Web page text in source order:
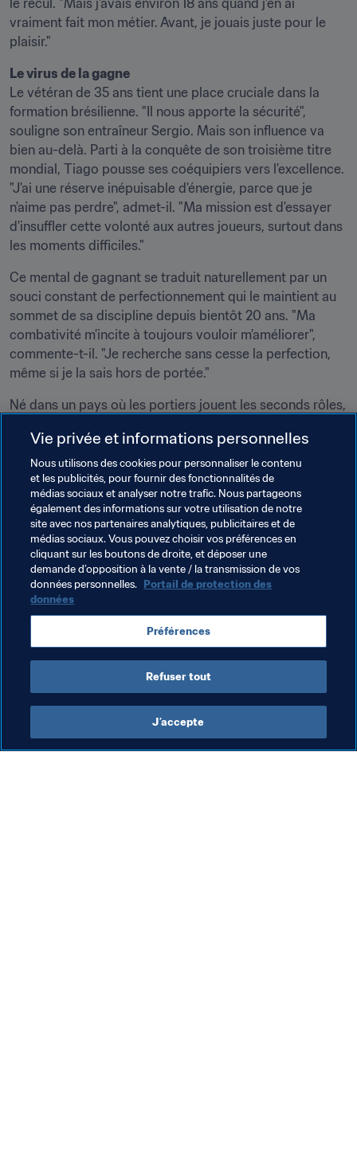
le recul. "Mais j'avais environ 18 ans quand j'en ai
vraiment fait mon métier. Avant, je jouais juste pour le
plaisir."
Le virus de la gagne
Le vétéran de 35 ans tient une place cruciale dans la
formation brésilienne. "Il nous apporte la sécurité",
souligne son entraîneur Sergio. Mais son influence va
bien au-delà. Parti à la conquête de son troisième titre
mondial, Tiago pousse ses coéquipiers vers l'excellence.
"J'ai une réserve inépuisable d'énergie, parce que je
n'aime pas perdre", admet-il. "Ma mission est d'essayer
d'insuffler cette volonté aux autres joueurs, surtout dans
les moments difficiles."
Ce mental de gagnant se traduit naturellement par un
souci constant de perfectionnement qui le maintient au
sommet de sa discipline depuis bientôt 20 ans. "Ma
combativité m'incite à toujours vouloir m'améliorer",
commente-t-il. "Je recherche sans cesse la perfection,
même si je la sais hors de portée."
Né dans un pays où les portiers jouent les seconds rôles,
calibre de Falcao, Tiago n'éprouve aucune amertume à
voir son talent rester dans l'ombre. "Les gardiens
brésiliens sont peu reconnus", confirme-t-il. "Notre
travail est apprécié uniquement par les personnes qui en
connaissent la difficulté : la famille, les amis, les autres
gardiens et les entraîneurs." Mais c'est tout le Brésil qui
en tire les bénéfices.
Thèmes en lien
Compétitions FIFA Brazil CONMEBOL
Vie privée et informations personnelles
Nous utilisons des cookies pour personnaliser le contenu
et les publicités, pour fournir des fonctionnalités de
médias sociaux et analyser notre trafic. Nous partageons
également des informations sur votre utilisation de notre
site avec nos partenaires analytiques, publicitaires et de
médias sociaux. Vous pouvez choisir vos préférences en
cliquant sur les boutons de droite, et déposer une
demande d’opposition à la vente / la transmission de vos
données personnelles. Portail de protection des
données
Préférences
Refuser tout
J’accepte